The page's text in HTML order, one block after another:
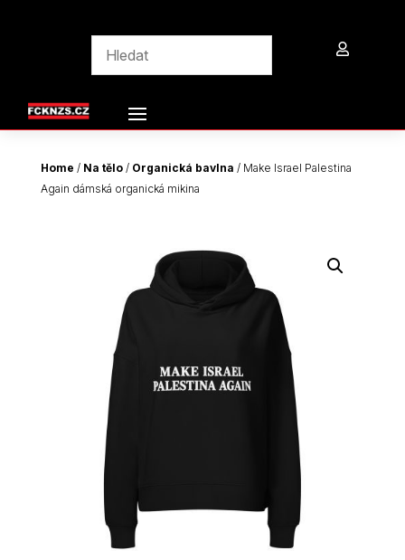

Home / Na tělo/ Organická bavlna / Make Israel Palestina
Again dámská organická mikina